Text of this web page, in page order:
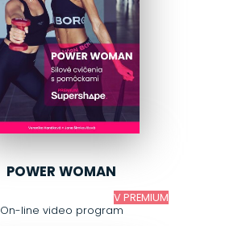
POWER WOMAN
On-line video program
V PREMIUM